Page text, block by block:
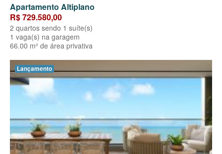
Apartamento Altiplano
R$ 729.580,00
2 quartos sendo 1 suíte(s)
1 vaga(s) na garagem
66.00 m² de área privativa
Lançamento